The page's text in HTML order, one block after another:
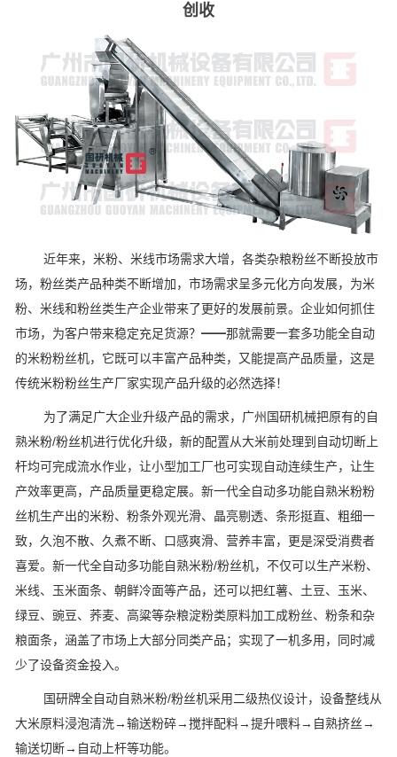
创收
近年来，米粉、米线市场需求大增，各类杂粮粉丝不断投放市
场，粉丝类产品种类不断增加，市场需求呈多元化方向发展，为米
粉、米线和粉丝类生产企业带来了更好的发展前景。企业如何抓住
市场，为客户带来稳定充足货源？━━那就需要一套多功能全自动
的米粉粉丝机，它既可以丰富产品种类，又能提高产品质量，这是
传统米粉粉丝生产厂家实现产品升级的必然选择！
为了满足广大企业升级产品的需求，广州国研机械把原有的自
熟米粉/粉丝机进行优化升级，新的配置从大米前处理到自动切断上
杆均可完成流水作业，让小型加工厂也可实现自动连续生产，让生
产效率更高，产品质量更稳定展。新一代全自动多功能自熟米粉粉
丝机生产出的米粉、粉条外观光滑、晶亮剔透、条形挺直、粗细一
致，久泡不散、久煮不断、口感爽滑、营养丰富，更是深受消费者
喜爱。新一代全自动多功能自熟米粉/粉丝机，不仅可以生产米粉、
米线、玉米面条、朝鲜冷面等产品，还可以把红薯、土豆、玉米、
绿豆、豌豆、荞麦、高粱等杂粮淀粉类原料加工成粉丝、粉条和杂
粮面条，涵盖了市场上大部分同类产品；实现了一机多用，同时减
少了设备资金投入。
国研牌全自动自熟米粉/粉丝机采用二级热仪设计，设备整线从
大米原料浸泡清洗→输送粉碎→搅拌配料→提升喂料→自熟挤丝→
输送切断→自动上杆等功能。